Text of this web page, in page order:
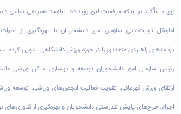
مرکز
اسناد
پایان
نامه
و
رساله
علم
سنجی
وی با تأکید بر اینکه موفقیت این رویداد‌ها نیازمند همراهی تمامی
اداره‌کل تربیت‌بدنی سازمان امور دانشجویان با بهره‌گیری از
برنامه‌های راهبردی متعددی را در حوزه ورزش دانشگاهی تدوین کرده
رئیس سازمان امور دانشجویان توسعه و بهسازی اماکن ورزشی
ارتقای ورزش قهرمانی، تقویت فعالیت انجمن‌های ورزشی، توسعه
اجرای طرح‌های پایش تندرستی دانشجویان و بهره‌گیری از